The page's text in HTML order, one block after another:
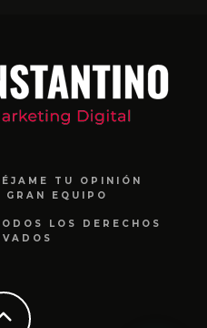
TU OPINIÓN
GRAN EQUIPO
LOS DERECHOS